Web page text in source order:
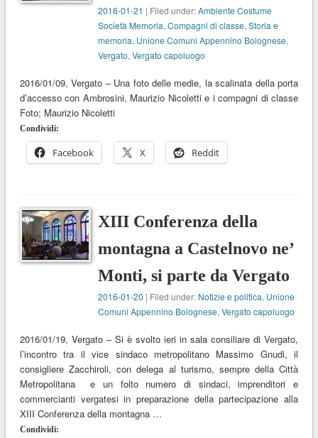
2016-01-21 | Filed under:Ambiente Costume
Società Memoria,Compagni di classe,Storia e
memoria, Unione Comuni Appennino Bolognese,
Vergato,Vergato capoluogo
2016/01/09, Vergato – Una foto delle medie, la scalinata della porta
d’accesso con Ambrosini, Maurizio Nicoletti e i compagni di classe
Foto; Maurizio Nicoletti
Condividi:
Facebook X Reddit
XIII Conferenza della
montagna a Castelnovo ne’
Monti, si parte da Vergato
2016-01-20 | Filed under: Notizie e politica, Unione
Comuni Appennino Bolognese,Vergato capoluogo
2016/01/19, Vergato – Si è svolto ieri in sala consiliare di Vergato,
l’incontro tra il vice sindaco metropolitano Massimo Gnudi, il
consigliere Zacchiroli, con delega al turismo, sempre della Città
Metropolitana e un folto numero di sindaci, imprenditori e
commercianti vergatesi in preparazione della partecipazione alla
XIII Conferenza della montagna …
Condividi: